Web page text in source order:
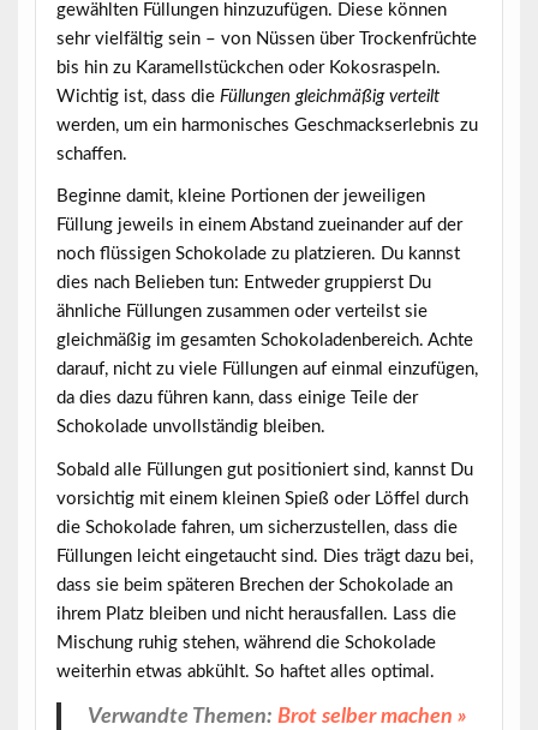
gewählten Füllungenhinzuzufügen. Diese können
sehr vielfältig sein – von Nüssen über Trockenfrüchte
bis hin zu Karamellstückchen oder Kokosraspeln.
Wichtig ist, dass die Füllungen gleichmäßig verteilt
werden, um ein harmonisches Geschmackserlebnis zu
schaffen.
Beginne damit, kleine Portionen der jeweiligen
Füllung jeweils in einem Abstand zueinander auf der
noch flüssigen Schokolade zu platzieren. Du kannst
dies nach Belieben tun: Entweder gruppierst Du
ähnliche Füllungen zusammen oder verteilst sie
gleichmäßig im gesamten Schokoladenbereich. Achte
darauf, nicht zu viele Füllungen auf einmal einzufügen,
da dies dazu führen kann, dass einige Teile der
Schokolade unvollständig bleiben.
Sobald alle Füllungen gut positioniertsind, kannst Du
vorsichtig mit einem kleinen Spieß oder Löffel durch
die Schokolade fahren, um sicherzustellen, dass die
Füllungen leicht eingetaucht sind. Dies trägt dazu bei,
dass sie beim späteren Brechen der Schokolade an
ihrem Platz bleiben und nicht herausfallen. Lass die
Mischung ruhig stehen, während die Schokolade
weiterhin etwas abkühlt. So haftet alles optimal.
Verwandte Themen:Brot selber machen »